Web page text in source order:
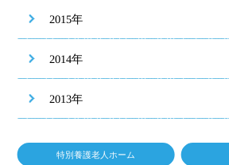
2015年
2014年
2013年
特別養護老人ホーム